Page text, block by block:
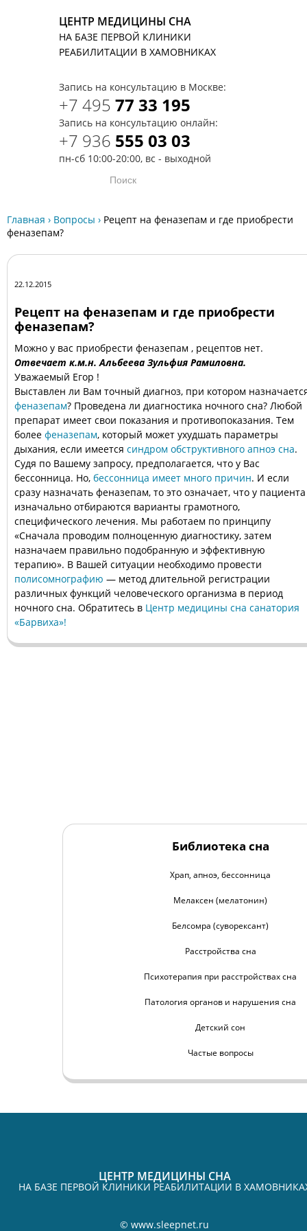
ЦЕНТР МЕДИЦИНЫ СНА
НА БАЗЕ ПЕРВОЙ КЛИНИКИ
РЕАБИЛИТАЦИИ В ХАМОВНИКАХ
Запись на консультацию в Москве:
+7 495 77 33 195
Запись на консультацию онлайн:
+7 936 555 03 03
пн-сб 10:00-20:00, вс - выходной
Главная › Вопросы › Рецепт на феназепам и где приобрести
феназепам?
22.12.2015
Рецепт на феназепам и где приобрести
феназепам?
Можно у вас приобрести феназепам , рецептов нет.
Отвечает к.м.н. Альбеева Зульфия Рамиловна.
Уважаемый Егор !
Выставлен ли Вам точный диагноз, при котором
феназепам? Проведена ли диагностика ночного сна? Любой
препарат имеет свои показания и противопоказания. Тем
более феназепам, который может ухудшать параметры
дыхания, если имеется синдром обструктивного апноэ сна.
Судя по Вашему запросу, предполагается, что у Вас
бессонница. Но, бессонница имеет много причин. И если
сразу назначать феназепам, то это означает, что у пациента
изначально отбираются варианты грамотного,
специфического лечения. Мы работаем по принципу
«Сначала проводим полноценную диагностику, затем
назначаем правильно подобранную и эффективную
терапию». В Вашей ситуации необходимо провести
полисомнографию — метод длительной регистрации
различных функций человеческого организма в период
ночного сна. Обратитесь в Центр медицины сна санатория
«Барвиха»!
Библиотека сна
Храп, апноэ, бессонница
Мелаксен (мелатонин)
Белсомра (суворексант)
Расстройства сна
Психотерапия при расстройствах сна
Патология органов и нарушения сна
Детский сон
Частые вопросы
ЦЕНТР МЕДИЦИНЫ СНА
НА БАЗЕ ПЕРВОЙ КЛИНИКИ РЕАБИЛИТАЦИИ В
© www.sleepnet.ru